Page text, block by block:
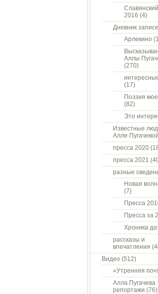
2016 (4)
Дневник
Арлекино
Аллы
(270)
(17)
Поэзия
(82)
Это
Известные
Алле Пугачевой
пресса 2020
пресса 2021
разные
Новая
(7)
Пресса
Пресса за
Хроника
рассказы и
впечатления
Видео (512)
»Утренняя
Алла Пугачева
репортажи (76)